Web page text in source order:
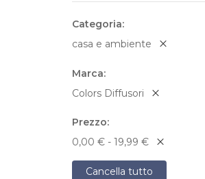
Categoria
casa e ambiente
Marca
Colors Diffusori
Prezzo
0,00 € - 19,99 €
Cancella tutto